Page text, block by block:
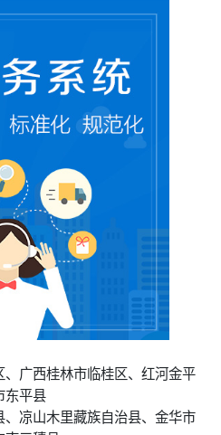
广西桂林市临桂区、红河金平
东平县
凉山木里藏族自治县、金华市